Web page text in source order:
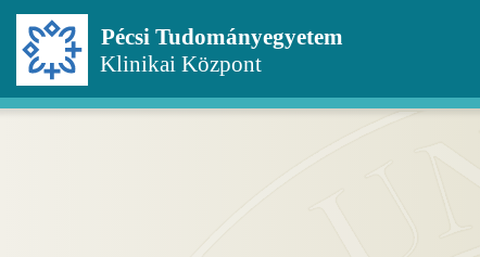
Ugrás
tartalomra